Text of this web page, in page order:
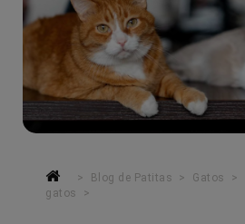
Blog de Patitas Gatos
gatos